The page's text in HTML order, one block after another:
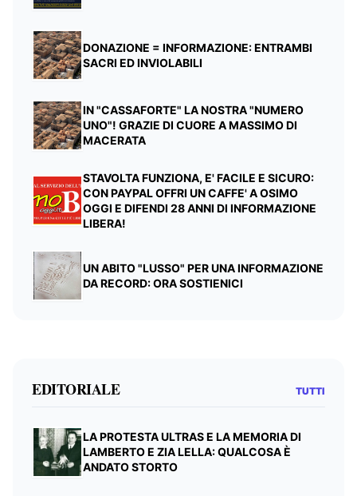
DONAZIONE = INFORMAZIONE: ENTRAMBI
SACRI ED INVIOLABILI
IN "CASSAFORTE" LA NOSTRA "NUMERO
UNO"! GRAZIE DI CUORE A MASSIMO DI
MACERATA
STAVOLTA FUNZIONA, E' FACILE E SICURO:
CON PAYPAL OFFRI UN CAFFE' A OSIMO
OGGI E DIFENDI 28 ANNI DI INFORMAZIONE
LIBERA!
UN ABITO "LUSSO" PER UNA INFORMAZIONE
DA RECORD: ORA SOSTIENICI
EDITORIALE TUTTI
LA PROTESTA ULTRAS E LA MEMORIA DI
LAMBERTO E ZIA LELLA: QUALCOSA È
ANDATO STORTO